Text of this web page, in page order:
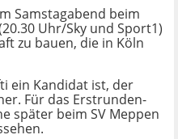
Samstagabend beim
Uhr/Sky und Sport1)
zu bauen, die in Köln
ein Kandidat ist, der
Für das Erstrunden-
später beim SV Meppen